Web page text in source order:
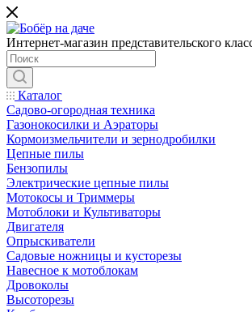
Интернет-магазин представительского
Каталог
Садово-огородная техника
Газонокосилки и Аэраторы
Кормоизмельчители и зернодробилки
Цепные пилы
Бензопилы
Электрические цепные пилы
Мотокосы и Триммеры
Мотоблоки и Культиваторы
Двигателя
Опрыскиватели
Садовые ножницы и кусторезы
Навесное к мотоблокам
Дровоколы
Высоторезы